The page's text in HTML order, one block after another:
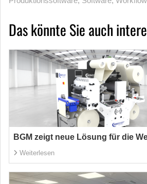
Das könnte Sie auch
BGM zeigt neue Lösung für die
Weiterlesen